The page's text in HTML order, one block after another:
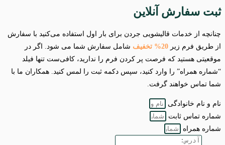
ثبت سفارش آنلاین
چنانچه از خدمات قالیشویی جردن برای بار اول استفاده می‌کنید با سفارش
از طریق فرم زیر 20% تخفیف
شامل سفارش شما می شود. اگر در
موقعیتی هستید که فرصت پر کردن فرم را ندارید، کافی‌ست تنها فیلد
“شماره همراه” را وارد کنید، سپس دکمه ثبت را لمس کنید. همکاران ما با
شما تماس خواهند گرفت.
نام و نام خانوادگی
شماره تماس ثابت
شماره همراه